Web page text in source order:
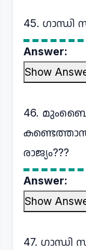
45. ഗാന്ധി
Answer:
Show
46.
രാജ്യം???
Answer:
Show
47. ഗാന്ധി